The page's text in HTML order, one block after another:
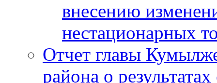
внесению
нестационарных
Отчет главы
района о